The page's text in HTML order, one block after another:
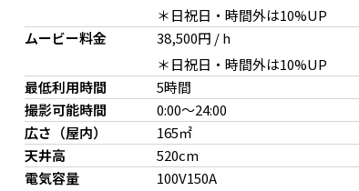
＊日祝日・時間外は10%UP
ムービー料金
38,500円 / h
＊日祝日・時間外は10%UP
最低利用時間
5時間
撮影可能時間
0:00～24:00
広さ（屋内）
165㎡
天井高
520cm
電気容量
100V150A